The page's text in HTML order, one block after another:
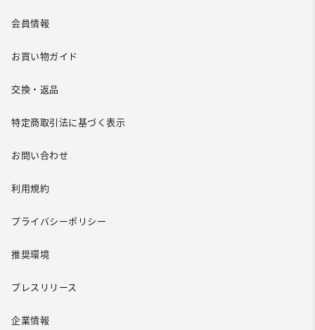
会員情報
お買い物ガイド
交換・返品
特定商取引法に基づく表示
お問い合わせ
利用規約
プライバシーポリシー
推奨環境
プレスリリース
企業情報